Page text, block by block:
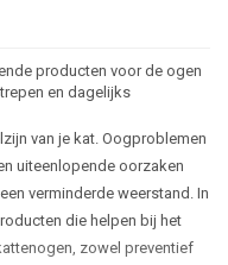
producten voor de ogen
en dagelijks
van je kat. Oogproblemen
uiteenlopende oorzaken
verminderde weerstand. In
die helpen bij het
zowel preventief